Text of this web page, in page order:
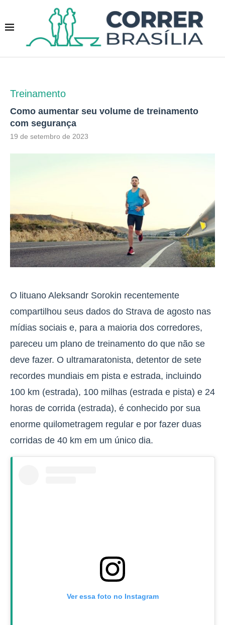
Treinamento
Como aumentar seu volume de treinamento
com segurança
19 de setembro de 2023
O lituano Aleksandr Sorokin recentemente
compartilhou seus dados do Strava de agosto nas
mídias sociais e, para a maioria dos corredores,
pareceu um plano de treinamento do que não se
deve fazer. O ultramaratonista, detentor de sete
recordes mundiais em pista e estrada, incluindo
100 km (estrada), 100 milhas (estrada e pista) e 24
horas de corrida (estrada), é conhecido por sua
enorme quilometragem regular e por fazer duas
corridas de 40 km em um único dia.
Ver essa foto no Instagram